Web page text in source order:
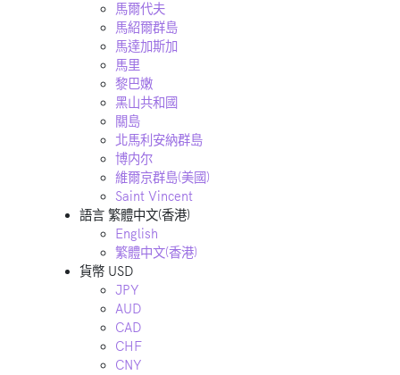
馬爾代夫
馬紹爾群島
馬達加斯加
馬里
黎巴嫩
黑山共和國
關島
北馬利安納群島
博内尔
維爾京群島(美國)
Saint Vincent
語言 繁體中文(香港)
English
繁體中文(香港)
貨幣 USD
JPY
AUD
CAD
CHF
CNY